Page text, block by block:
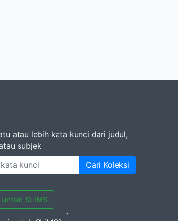
atau lebih kata kunci dari judul,
subjek
Cari Koleksi
SLiMS